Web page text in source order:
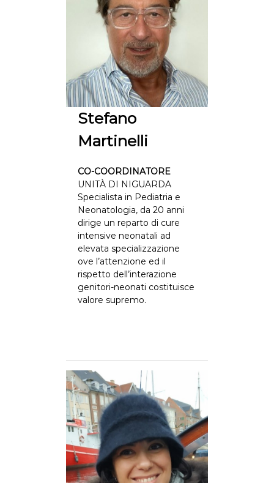
Stefano
Martinelli
CO-COORDINATORE
UNITÀ DI NIGUARDA
Specialista in Pediatria e
Neonatologia, da 20 anni
dirige un reparto di cure
intensive neonatali ad
elevata specializzazione
ove l’attenzione ed il
rispetto dell’interazione
genitori-neonati costituisce
valore supremo.